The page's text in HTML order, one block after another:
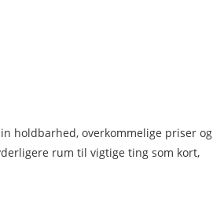
holdbarhed, overkommelige priser og
rum til vigtige ting som kort,